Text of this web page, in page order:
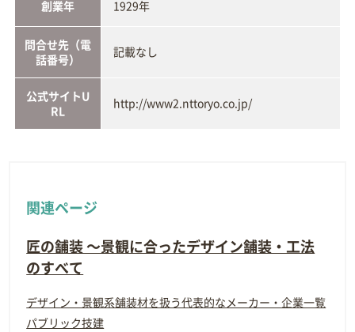
創業年 1929年
問合せ先（電
話番号）
記載なし
公式サイトU
RL
http://www2.nttoryo.co.jp/
関連ページ
匠の舗装 ～景観に合ったデザイン舗装・工法
のすべて
デザイン・景観系舗装材を扱う代表的なメーカー・企業一覧
パブリック技建